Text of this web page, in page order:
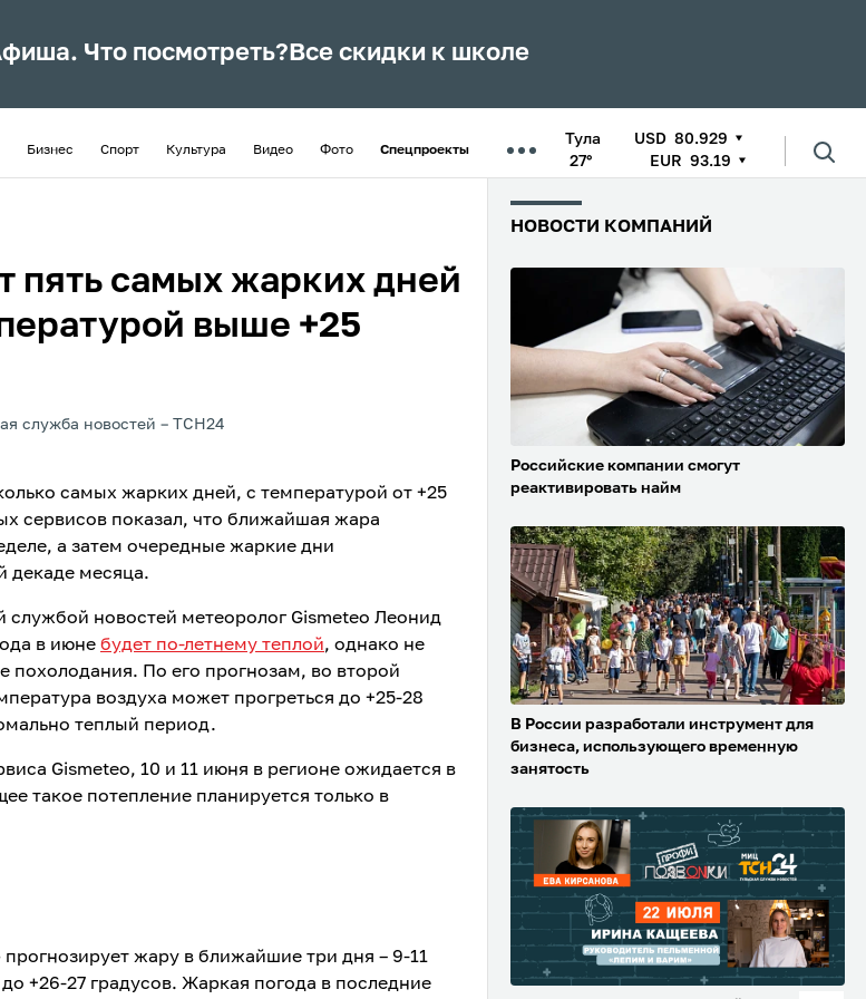
Что посмотреть? Все скидки к школе
Бизнес Спорт Культура Видео Фото Спецпроекты
Тула
27°
USD 80.929
EUR 93.19
пять самых жарких дней
выше +25
служба новостей ТСН24
самых жарких дней, с температурой от +25
сервисов показал, что ближайшая жара
а затем очередные жаркие дни
декаде месяца.
службой новостей метеоролог Gismeteo Леонид
в июне будет по-летнему теплой, однако не
похолодания. По его прогнозам, во второй
воздуха может прогреться до +25-28
теплый период.
Gismeteo, 10 и 11 июня в регионе ожидается в
такое потепление планируется только в
жару в ближайшие три дня – 9-11
+26-27 градусов. Жаркая погода в последние
НОВОСТИ КОМПАНИЙ
Российские компании смогут
реактивировать найм
В России разработали инструмент для
бизнеса, использующего временную
занятость